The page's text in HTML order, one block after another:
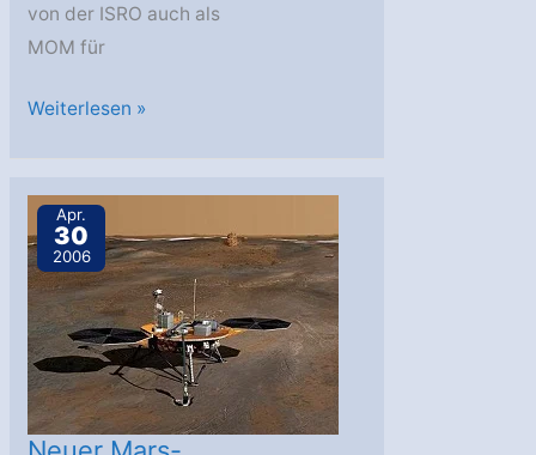
von der ISRO auch als
MOM für
MOM:
wissenschaftlichen
Nutzlast
Weiterlesen »
Apr.
30
2006